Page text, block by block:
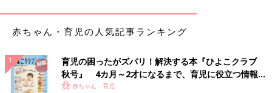
私の場合は『腰が砕けるほど痛い』でした。もともと腰痛持ちだ
い！』でした」（こうママ）
「陣痛 がとにかく痛かったです。どれほど痛いかというと、『こ
赤ちゃん・育児の人気記事ランキング
育児の困ったがズバリ！解決する本『ひよこクラブ
秋号』 4カ月～2才になるまで、育児に役立つ情報が
いっぱい！
赤ちゃん・育児